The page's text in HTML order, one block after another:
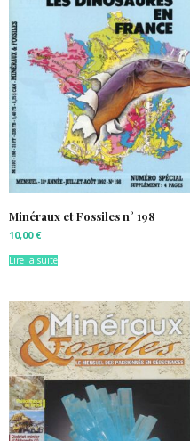
Minéraux et Fossiles n° 198
10,00€
Lire la suite